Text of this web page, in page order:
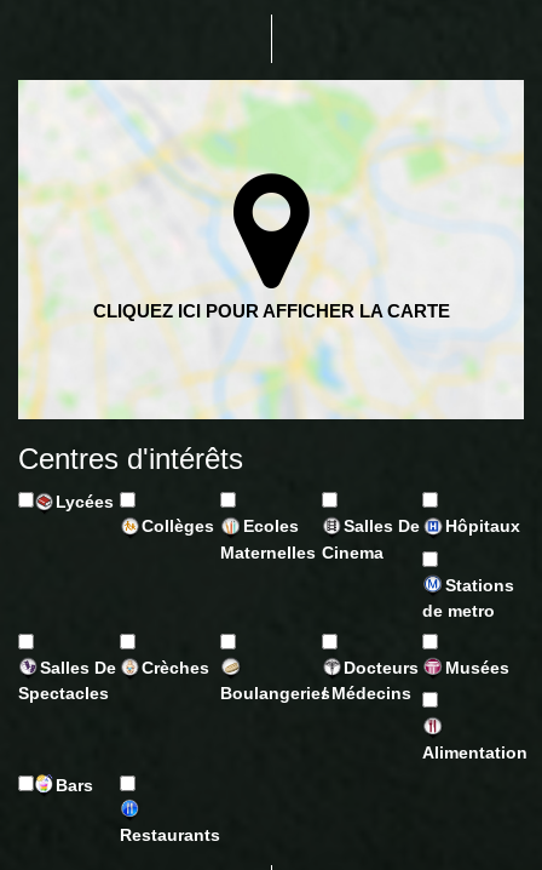
Centres d'intérêts
Lycées
Collèges
Ecoles
Maternelles
Salles De
Cinema
Hôpitaux
Stations
de metro
Salles De
Spectacles
Crèches
Boulangeries
Docteurs
/ Médecins
Musées
Alimentation
Bars
Restaurants